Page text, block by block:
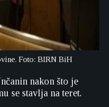
Foto: BIRN BiH
nakon što je
se stavlja na teret.